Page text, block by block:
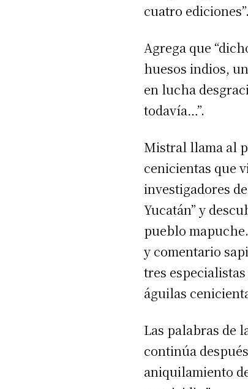
cuatro ediciones”.
Agrega que
huesos indios,
en lucha
todavía…”.
Mistral llama al
cenicientas que
investigadores
Yucatán” y
pueblo
y comentario
tres
águilas
Las palabras de
continúa
aniquilamiento